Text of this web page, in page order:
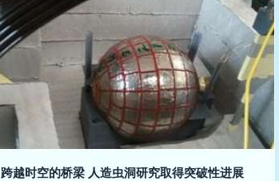
跨越时空的桥梁 人造虫洞研究取得突破性进展